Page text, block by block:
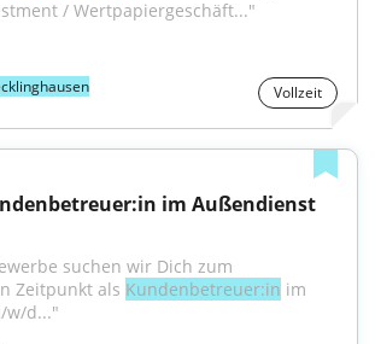
/ Wertpapiergeschäft..."
Vollzeit
im Außendienst
suchen wir Dich zum
Zeitpunkt als Kundenbetreuer:in im
w/d..."